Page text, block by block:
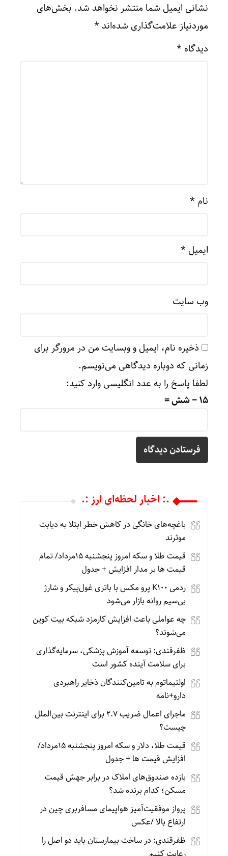
نشانی ایمیل شما منتشر نخواهد شد. بخش‌های
موردنیاز علامت‌گذاری شده‌اند *
دیدگاه *
نام *
ایمیل *
وب‌ سایت
ذخیره نام، ایمیل و وبسایت من در مرورگر برای
زمانی که دوباره دیدگاهی می‌نویسم.
لطفا پاسخ را به عدد انگلیسی وارد کنید:
15 − شش =
.: اخبار لحظه‌ای ارز :.
باغچه‌های خانگی در کاهش خطر ابتلا به دیابت
موثرند
قیمت طلا و سکه امروز پنجشنبه 15مرداد/ تمام
قیمت ها بر مدار افزایش + جدول
ردمی K100 پرو مکس با باتری غول‌پیکر و شارژ
بی‌سیم روانه بازار می‌شود
چه عواملی باعث افزایش کارمزد شبکه بیت کوین
می‌شوند؟
ظفرقندی: توسعه آموزش پزشکی، سرمایه‌گذاری
برای سلامت آینده کشور است
اولتیماتوم به تامین‌کنندگان ذخایر راهبردی
دارو+نامه
ماجرای اعمال ضریب ۲.۷ برای اینترنت بین‌الملل
چیست؟
قیمت طلا، دلار و سکه امروز پنجشنبه 15مرداد/
افزایش قیمت ها + جدول
بازده صندوق‌های املاک در برابر جهش قیمت
مسکن؛ کدام برنده شد؟
پرواز موفقیت‌آمیز هواپیمای مسافربری چین در
ارتفاع بالا /عکس
ظفرقندی: در ساخت بیمارستان باید دو اصل را